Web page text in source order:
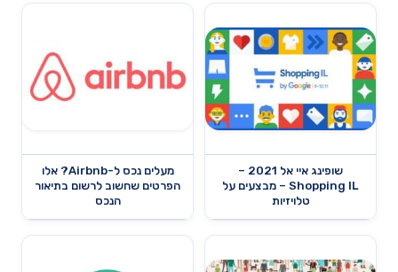
שופינג איי אל 2021 –
Shopping IL – מבצעים על
טלויזיות
מעלים נכס ל-Airbnb? אלו
הפרטים שחשוב לרשום בתיאור
הנכס